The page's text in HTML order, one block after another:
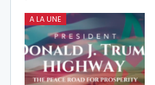
A LA UNE